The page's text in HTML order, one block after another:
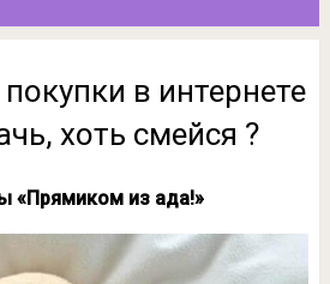
в интернете
хоть смейся ?
«Прямиком из ада!»